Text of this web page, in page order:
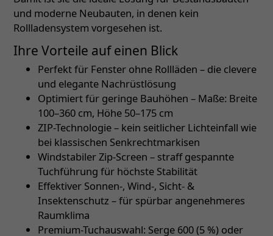
und moderne Neubauten, in denen kein
Rollladensystem vorgesehen ist.
Ihre Vorteile auf einen Blick
Perfekt für Fenster ohne Rollläden – die clevere
und elegante Nachrüstlösung
Optimiert für geringe Bauhöhen – Maße: Breite
100–360 cm, Höhe 50–175 cm
ZIP-Technologie – kein seitlicher Lichteinfall wie
bei klassischen Senkrechtmarkisen
Windstabiler Zip-Screen – straff gespannte
Tuchführung für höchste Stabilität
Effektiver Sonnen-, Wind-, Sicht- &
Insektenschutz – für spürbar angenehmeres
Raumklima
Premium-Tuchauswahl: Serge 600 (5 %) oder